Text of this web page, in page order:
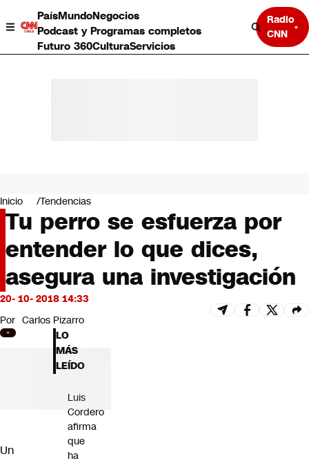
PaísMundoNegocios
Podcast y Programas completos
Futuro 360CulturaServicios
Radio
CNN
Negocios
Deportes
Programas completos
Cultura
Servicios
Bits
CNN Data
CNN tiempo
Futuro 360
Opinión
Inicio Tendencias
Tu perro se esfuerza por
entender lo que dices,
asegura una investigación
20- 10- 2018 14:33
Por Carlos Pizarro
Un
LO
MÁS
LEÍDO
Luis
Cordero
afirma
que
ha